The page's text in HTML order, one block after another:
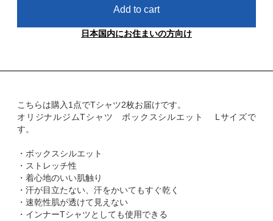
Add to cart
日本国内にお住まいの方向け
こちらは購入1点でTシャツ2枚お届けです。
オリジナルジムTシャツ ボックスシルエット Lサイズで
す。
・ボックスシルエット
・ストレッチ性
・着心地のいい肌触り
・汗が目立たない、汗をかいてもすぐ乾く
・速乾性肌が透けて見えない
・インナーTシャツとしても使用できる